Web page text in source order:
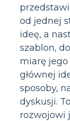
od jednej
ideę, a
szablon,
miarę jego
głównej
sposoby,
dyskusji.
rozwojowi